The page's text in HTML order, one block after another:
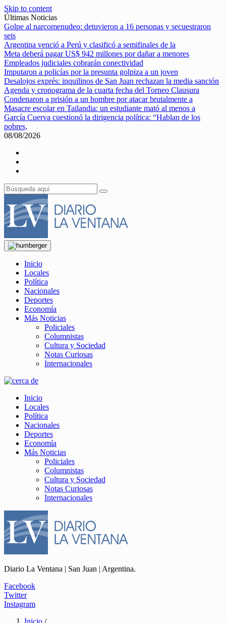
Skip to content
Últimas Noticias
Golpe al narcomenudeo: detuvieron a 16 personas y secuestraron
seis
Argentina venció a Perú y clasificó a semifinales de la
Meta deberá pagar US$ 942 millones por dañar a menores
Empleados judiciales cobrarán conectividad
Imputaron a policías por la presunta golpiza a un joven
Desalojos exprés: inquilinos de San Juan rechazan la media sanción
Agenda y cronograma de la cuarta fecha del Torneo Clausura
Condenaron a prisión a un hombre por atacar brutalmente a
Masacre escolar en Tailandia: un estudiante mató al menos a
García Cuerva cuestionó la dirigencia política: “Hablan de los
pobres,
08/08/2026
Inicio
Locales
Política
Nacionales
Deportes
Economía
Más Noticias
Policiales
Columnistas
Cultura y Sociedad
Notas Curiosas
Internacionales
Inicio
Locales
Política
Nacionales
Deportes
Economía
Más Noticias
Policiales
Columnistas
Cultura y Sociedad
Notas Curiosas
Internacionales
Diario La Ventana | San Juan | Argentina.
Facebook
Twitter
Instagram
Inicio /